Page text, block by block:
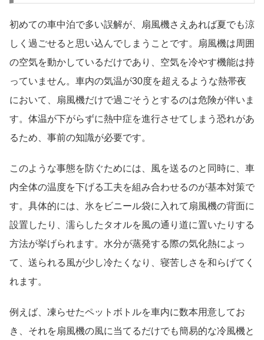
初めての車中泊で多い誤解が、扇風機さえあれば夏でも涼
しく過ごせると思い込んでしまうことです。扇風機は周囲
の空気を動かしているだけであり、空気を冷やす機能は持
っていません。車内の気温が30度を超えるような熱帯夜
において、扇風機だけで過ごそうとするのは危険が伴いま
す。体温が下がらずに熱中症を進行させてしまう恐れがあ
るため、事前の知識が必要です。
このような事態を防ぐためには、風を送るのと同時に、車
内全体の温度を下げる工夫を組み合わせるのが基本対策で
す。具体的には、氷をビニール袋に入れて扇風機の背面に
設置したり、濡らしたタオルを風の通り道に置いたりする
方法が挙げられます。水分が蒸発する際の気化熱によっ
て、送られる風が少し冷たくなり、寝苦しさを和らげてく
れます。
例えば、凍らせたペットボトルを車内に数本用意してお
き、それを扇風機の風に当てるだけでも簡易的な冷風機と